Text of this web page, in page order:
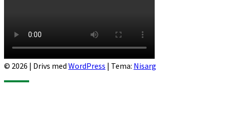
© 2026 | Drivs med WordPress | Tema: Nisarg